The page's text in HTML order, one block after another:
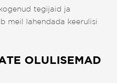
tegijaid ja
meil lahendada keerulisi
OLULISEMAD